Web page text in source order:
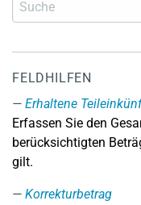
FELDHILFEN
Erhaltene
Erfassen Sie den
berücksichtigten
gilt.
Korrekturbetrag